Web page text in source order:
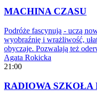
MACHINA CZASU
Podróże fascynują - uczą
wyobraźnię i wrażliwość,
obyczaje. Pozwalają też
Agata Rokicka
21:00
RADIOWA